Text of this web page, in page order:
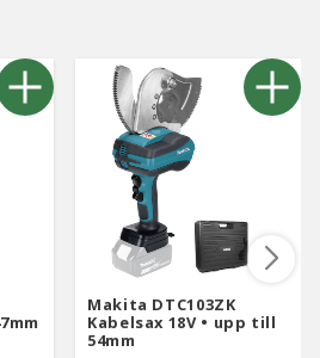
Makita DTC103ZK
Kabelsax 18V • upp till
54mm